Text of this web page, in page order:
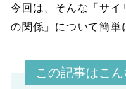
今回は、そんな「サイ
の関係」について簡単
この記事はこ